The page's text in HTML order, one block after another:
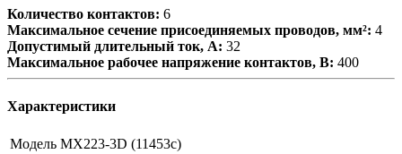
Количество контактов: 6
Максимальное сечение присоединяемых проводов, мм²: 4
Допустимый длительный ток, А: 32
Максимальное рабочее напряжение контактов, В: 400
Характеристики
Модель MX223-3D (11453c)